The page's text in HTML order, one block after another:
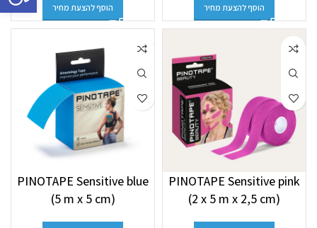
הוסף להצעת מחיר הוסף להצעת מחיר
PINOTAPE Sensitive pink
(2 x 5 m x 2,5 cm)
PINOTAPE Sensitive blue
(5 m x 5 cm)